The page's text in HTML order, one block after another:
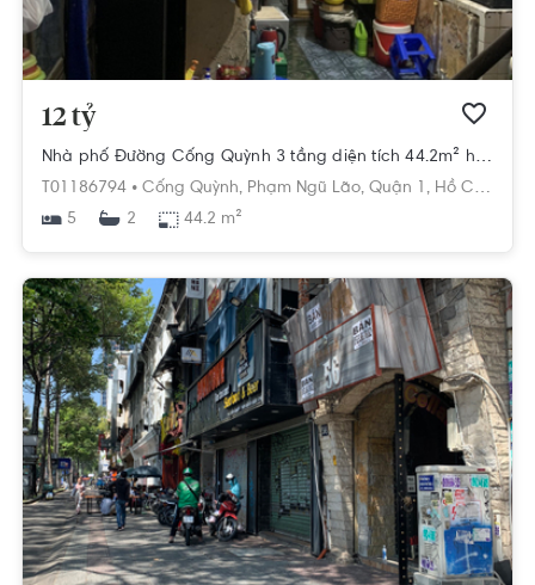
12 tỷ
Nhà phố Đường Cống Quỳnh 3 tầng diện tích 44.2m² hướng đông nam pháp lý sổ hồng
T01186794 • Cống Quỳnh, Phạm Ngũ Lão, Quận 1, Hồ Chí Minh
5
2 44.2 m²